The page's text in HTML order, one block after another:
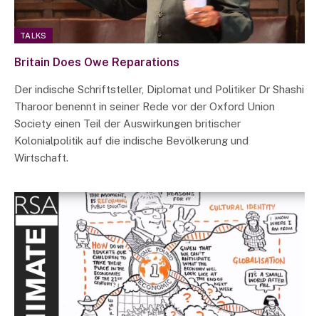
TALKS
Britain Does Owe Reparations
Der indische Schriftsteller, Diplomat und Politiker Dr Shashi
Tharoor benennt in seiner Rede vor der Oxford Union
Society einen Teil der Auswirkungen britischer
Kolonialpolitik auf die indische Bevölkerung und
Wirtschaft.